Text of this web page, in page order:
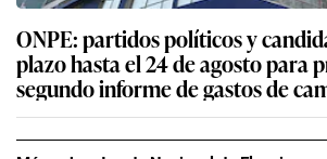
ONPE: partidos políticos y
plazo hasta el 24 de agosto para
segundo informe de gastos de